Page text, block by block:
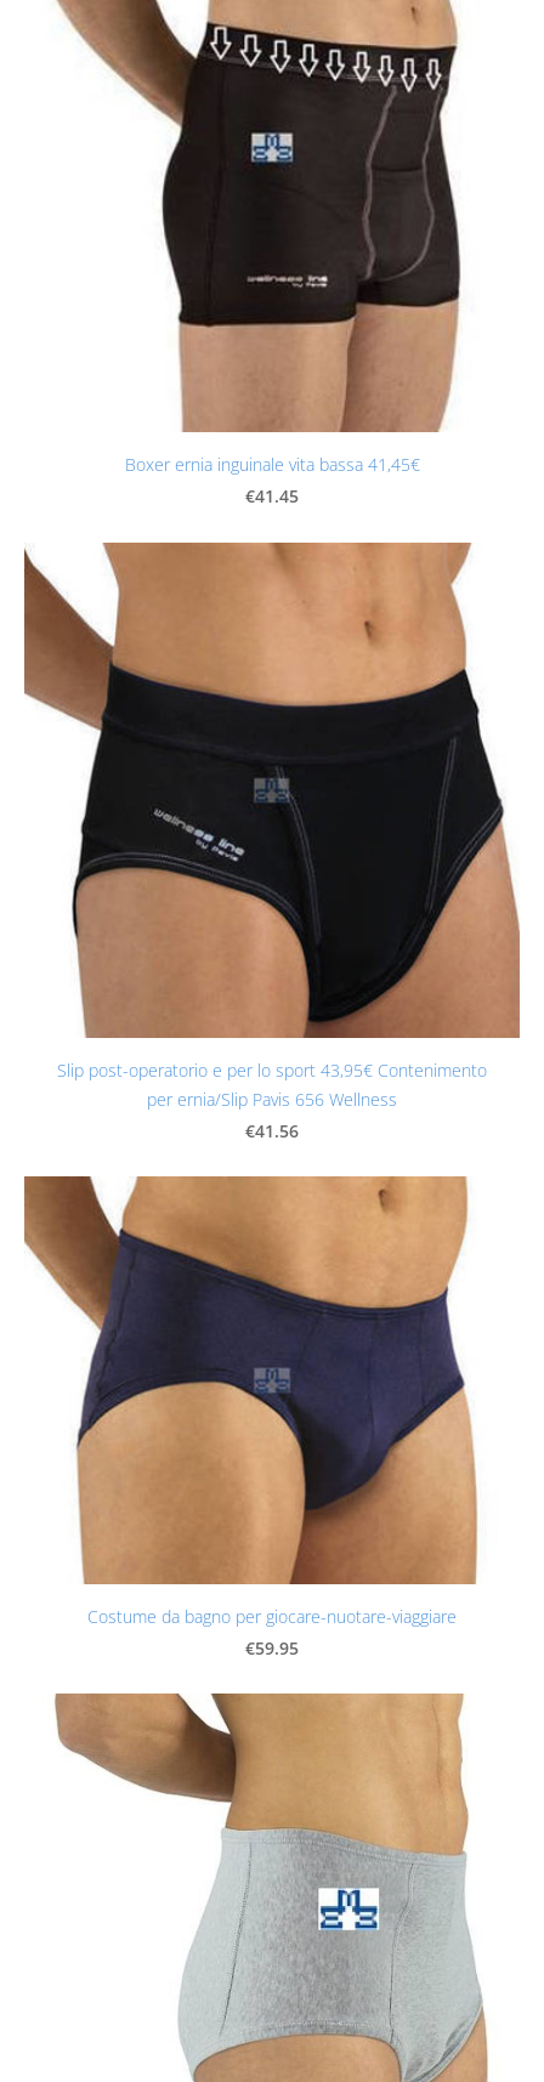
Boxer ernia inguinale vita bassa 41,45€
€41.45
Slip post-operatorio e per lo sport 43,95€ Contenimento
per ernia/Slip Pavis 656 Wellness
€41.56
Costume da bagno per giocare-nuotare-viaggiare
€59.95